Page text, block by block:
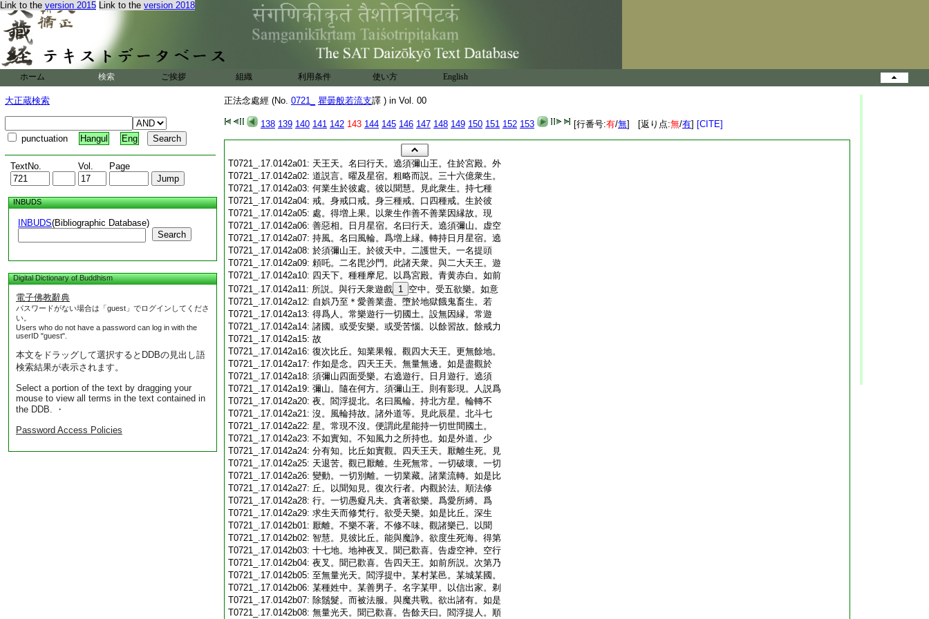
Link to the version 2015 Link to the version 2018
ホーム 検索 ご挨拶 組織 利用条件 使い方 English
大正蔵検索
punctuation Hangul Eng
TextNo. Vol. Page
INBUDS
INBUDS(Bibliographic Database)
Search
Digital Dictionary of Buddhism
電子佛教辭典
パスワードがない場合は「guest」でログインしてくださ
い。
Users who do not have a password can log in with the
userID "guest".
本文をドラッグして選択するとDDBの見出し語
検索結果が表示されます。
Select a portion of the text by dragging your
mouse to view all terms in the text contained in
the DDB. ・
Password Access Policies
正法念處經 (No. 0721_ 瞿曇般若流支譯 ) in Vol. 00
138 139 140 141 142 143 144 145 146 147 148 149 150 151 152 153 [行番号:有/無] [返り点:無/有] [CITE]
T0721_.17.0142a01: 天王天。名曰行天。遶須彌山王。住於宮殿。外
T0721_.17.0142a02: 道説言。曜及星宿。粗略而説。三十六億衆生。
T0721_.17.0142a03: 何業生於彼處。彼以聞慧。見此衆生。持七種
T0721_.17.0142a04: 戒。身戒口戒。身三種戒。口四種戒。生於彼
T0721_.17.0142a05: 處。得増上果。以衆生作善不善業因縁故。現
T0721_.17.0142a06: 善惡相。日月星宿。名曰行天。遶須彌山。虚空
T0721_.17.0142a07: 持風。名曰風輪。爲増上縁。轉持日月星宿。遶
T0721_.17.0142a08: 於須彌山王。於彼天中。二護世天。一名提頭
T0721_.17.0142a09: 頼吒。二名毘沙門。此諸天衆。與二大天王。遊
T0721_.17.0142a10: 四天下。種種摩尼。以爲宮殿。青黄赤白。如前
T0721_.17.0142a11: 所説。與行天衆遊戲 1 空中。受五欲樂。如意
T0721_.17.0142a12: 自娯乃至＊愛善業盡。墮於地獄餓鬼畜生。若
T0721_.17.0142a13: 得爲人。常樂遊行一切國土。設無因縁。常遊
T0721_.17.0142a14: 諸國。或受安樂。或受苦惱。以餘習故。餘戒力
T0721_.17.0142a15: 故
T0721_.17.0142a16: 復次比丘。知業果報。觀四大天王。更無餘地。
T0721_.17.0142a17: 作如是念。四天王天。無量無邊。如是盡觀於
T0721_.17.0142a18: 須彌山四面受樂。右遶遊行。日月遊行。遶須
T0721_.17.0142a19: 彌山。隨在何方。須彌山王。則有影現。人説爲
T0721_.17.0142a20: 夜。閻浮提北。名曰風輪。持北方星。輪轉不
T0721_.17.0142a21: 沒。風輪持故。諸外道等。見此辰星。北斗七
T0721_.17.0142a22: 星。常現不沒。便謂此星能持一切世間國土。
T0721_.17.0142a23: 不如實知。不知風力之所持也。如是外道。少
T0721_.17.0142a24: 分有知。比丘如實觀。四天王天。厭離生死。見
T0721_.17.0142a25: 天退苦。觀已厭離。生死無常。一切破壞。一切
T0721_.17.0142a26: 變動。一切別離。一切業藏。諸業流轉。如是比
T0721_.17.0142a27: 丘。以聞知見。復次行者。内觀於法。順法修
T0721_.17.0142a28: 行。一切愚癡凡夫。貪著欲樂。爲愛所縛。爲
T0721_.17.0142a29: 求生天而修梵行。欲受天樂。如是比丘。深生
T0721_.17.0142b01: 厭離。不樂不著。不修不味。觀諸樂已。以聞
T0721_.17.0142b02: 智慧。見彼比丘。能與魔諍。欲度生死海。得第
T0721_.17.0142b03: 十七地。地神夜叉。聞已歡喜。告虚空神。空行
T0721_.17.0142b04: 夜叉。聞已歡喜。告四天王。如前所説。次第乃
T0721_.17.0142b05: 至無量光天。閻浮提中。某村某邑。某城某國。
T0721_.17.0142b06: 某種姓中。某善男子。名字某甲。以信出家。剃
T0721_.17.0142b07: 除鬚髮。而被法服。與魔共戰。欲出諸有。如是
T0721_.17.0142b08: 無量光天。聞已歡喜。告餘天曰。閻浮提人。順